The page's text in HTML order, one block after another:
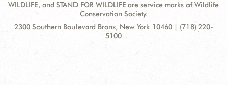
WILDLIFE, and STAND FOR WILDLIFE are service marks of Wildlife
Conservation Society.
Contact
Address:
2300 Southern Boulevard Bronx, New York 10460 | (718) 220-
5100